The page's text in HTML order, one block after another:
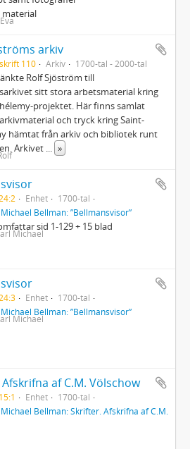
material
arkiv
110 Arkiv 1700-tal - 2000-tal
Rolf Sjöström till
sitt stora arbetsmaterial kring
projektet. Här finns samlat
och tryck kring Saint-
hämtat från arkiv och bibliotek runt
Arkivet
»
Enhet
1700-tal
Bellman: ”Bellmansvisor”
sid 1-129 + 15 blad
Michael
Enhet
1700-tal
Bellman: ”Bellmansvisor”
Michael
af C.M. Völschow
Enhet
1700-tal
Bellman: Skrifter. Afskrifna af C.M.